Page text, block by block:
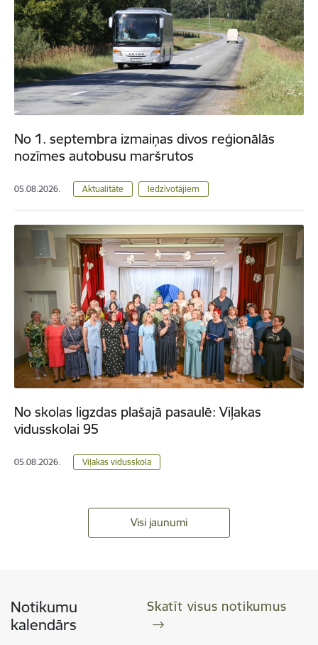
No 1. septembra izmaiņas divos reģionālās
nozīmes autobusu maršrutos
05.08.2026. Aktualitāte Iedzīvotājiem
No skolas ligzdas plašajā pasaulē: Viļakas
vidusskolai 95
05.08.2026. Viļakas vidusskola
Visi jaunumi
Notikumu
kalendārs
Skatīt visus notikumus